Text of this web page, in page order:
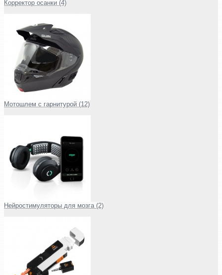
Корректор осанки (4)
Мотошлем с гарнитурой (12)
Нейростимуляторы для мозга (2)